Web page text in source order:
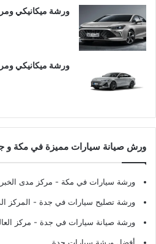
ورشة ميكانيكي
ورشة ميكانيكي
ورش صيانة سيارات مميزة في مكة و
ورشة سيارات في مكة - مركز مدى
ورشة تصليح سيارات في جدة - المركز
ورشة صيانة سيارات في جدة - مركز